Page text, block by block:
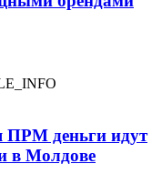
ПРМ деньги идут
в Молдове